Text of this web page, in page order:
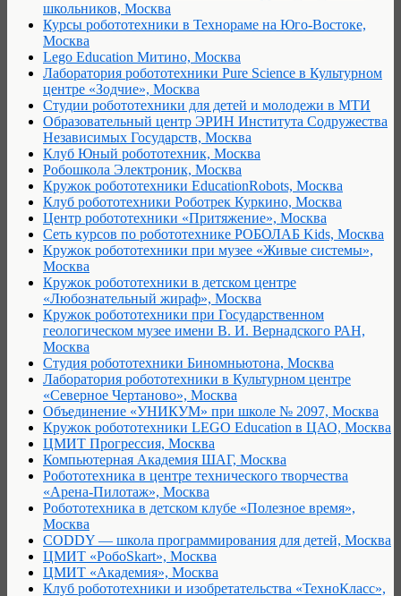
школьников, Москва
Курсы робототехники в Технораме на Юго-Востоке,
Москва
Lego Education Митино, Москва
Лаборатория робототехники Pure Science в Культурном
центре «Зодчие», Москва
Студии робототехники для детей и молодежи в МТИ
Образовательный центр ЭРИН Института Содружества
Независимых Государств, Москва
Клуб Юный робототехник, Москва
Робошкола Электроник, Москва
Кружок робототехники EducationRobots, Москва
Клуб робототехники Роботрек Куркино, Москва
Центр робототехники «Притяжение», Москва
Сеть курсов по робототехнике РОБОЛАБ Kids, Москва
Кружок робототехники при музее «Живые системы»,
Москва
Кружок робототехники в детском центре
«Любознательный жираф», Москва
Кружок робототехники при Государственном
геологическом музее имени В. И. Вернадского РАН,
Москва
Студия робототехники Биномньютона, Москва
Лаборатория робототехники в Культурном центре
«Северное Чертаново», Москва
Объединение «УНИКУМ» при школе № 2097, Москва
Кружок робототехники LEGO Education в ЦАО, Москва
ЦМИТ Прогрессия, Москва
Компьютерная Академия ШАГ, Москва
Робототехника в центре технического творчества
«Арена-Пилотаж», Москва
Робототехника в детском клубе «Полезное время»,
Москва
CODDY — школа программирования для детей, Москва
ЦМИТ «РобоSkart», Москва
ЦМИТ «Академия», Москва
Клуб робототехники и изобретательства «ТехноКласс»,